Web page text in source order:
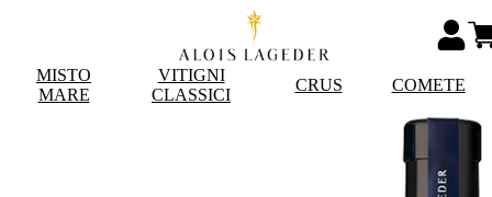
MISTO
MARE
VITIGNI
CLASSICI
CRUS COMETE